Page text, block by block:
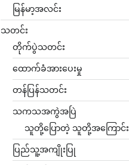
မြန်မာ့အလင်း
သတင်း
တိုက်ပွဲသတင်း
ထောက်ခံအားပေးမှု
တန်ပြန်သတင်း
သကသအကွဲအပြဲ
သူတို့ပြောတဲ့ သူတို့အကြောင်း
ပြည်သူ့အကျိုးပြု